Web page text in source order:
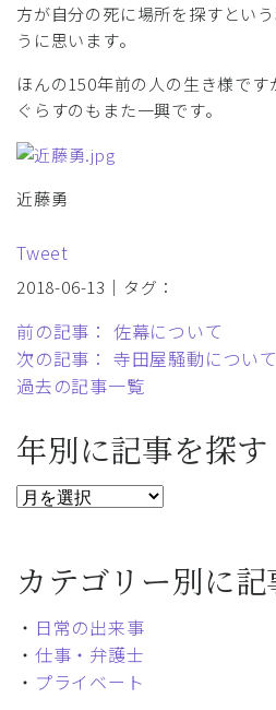
方が自分の死に場所を探すとい
うに思います。
ほんの150年前の人の生き様で
ぐらすのもまた一興です。
近藤勇
Tweet
2018-06-13｜タグ：
前の記事： 佐幕について
次の記事： 寺田屋騒動について
過去の記事一覧
年別に記事を探す
カテゴリー別に
・ 日常の出来事
・ 仕事・弁護士
・ プライベート